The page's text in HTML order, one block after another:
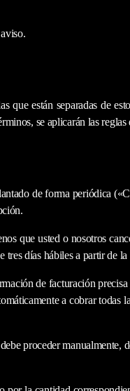
que están separadas de
se aplicarán las
de forma periódica
que usted o nosotros
tres días hábiles a partir de
de facturación
a cobrar todas
proceder manualmente,